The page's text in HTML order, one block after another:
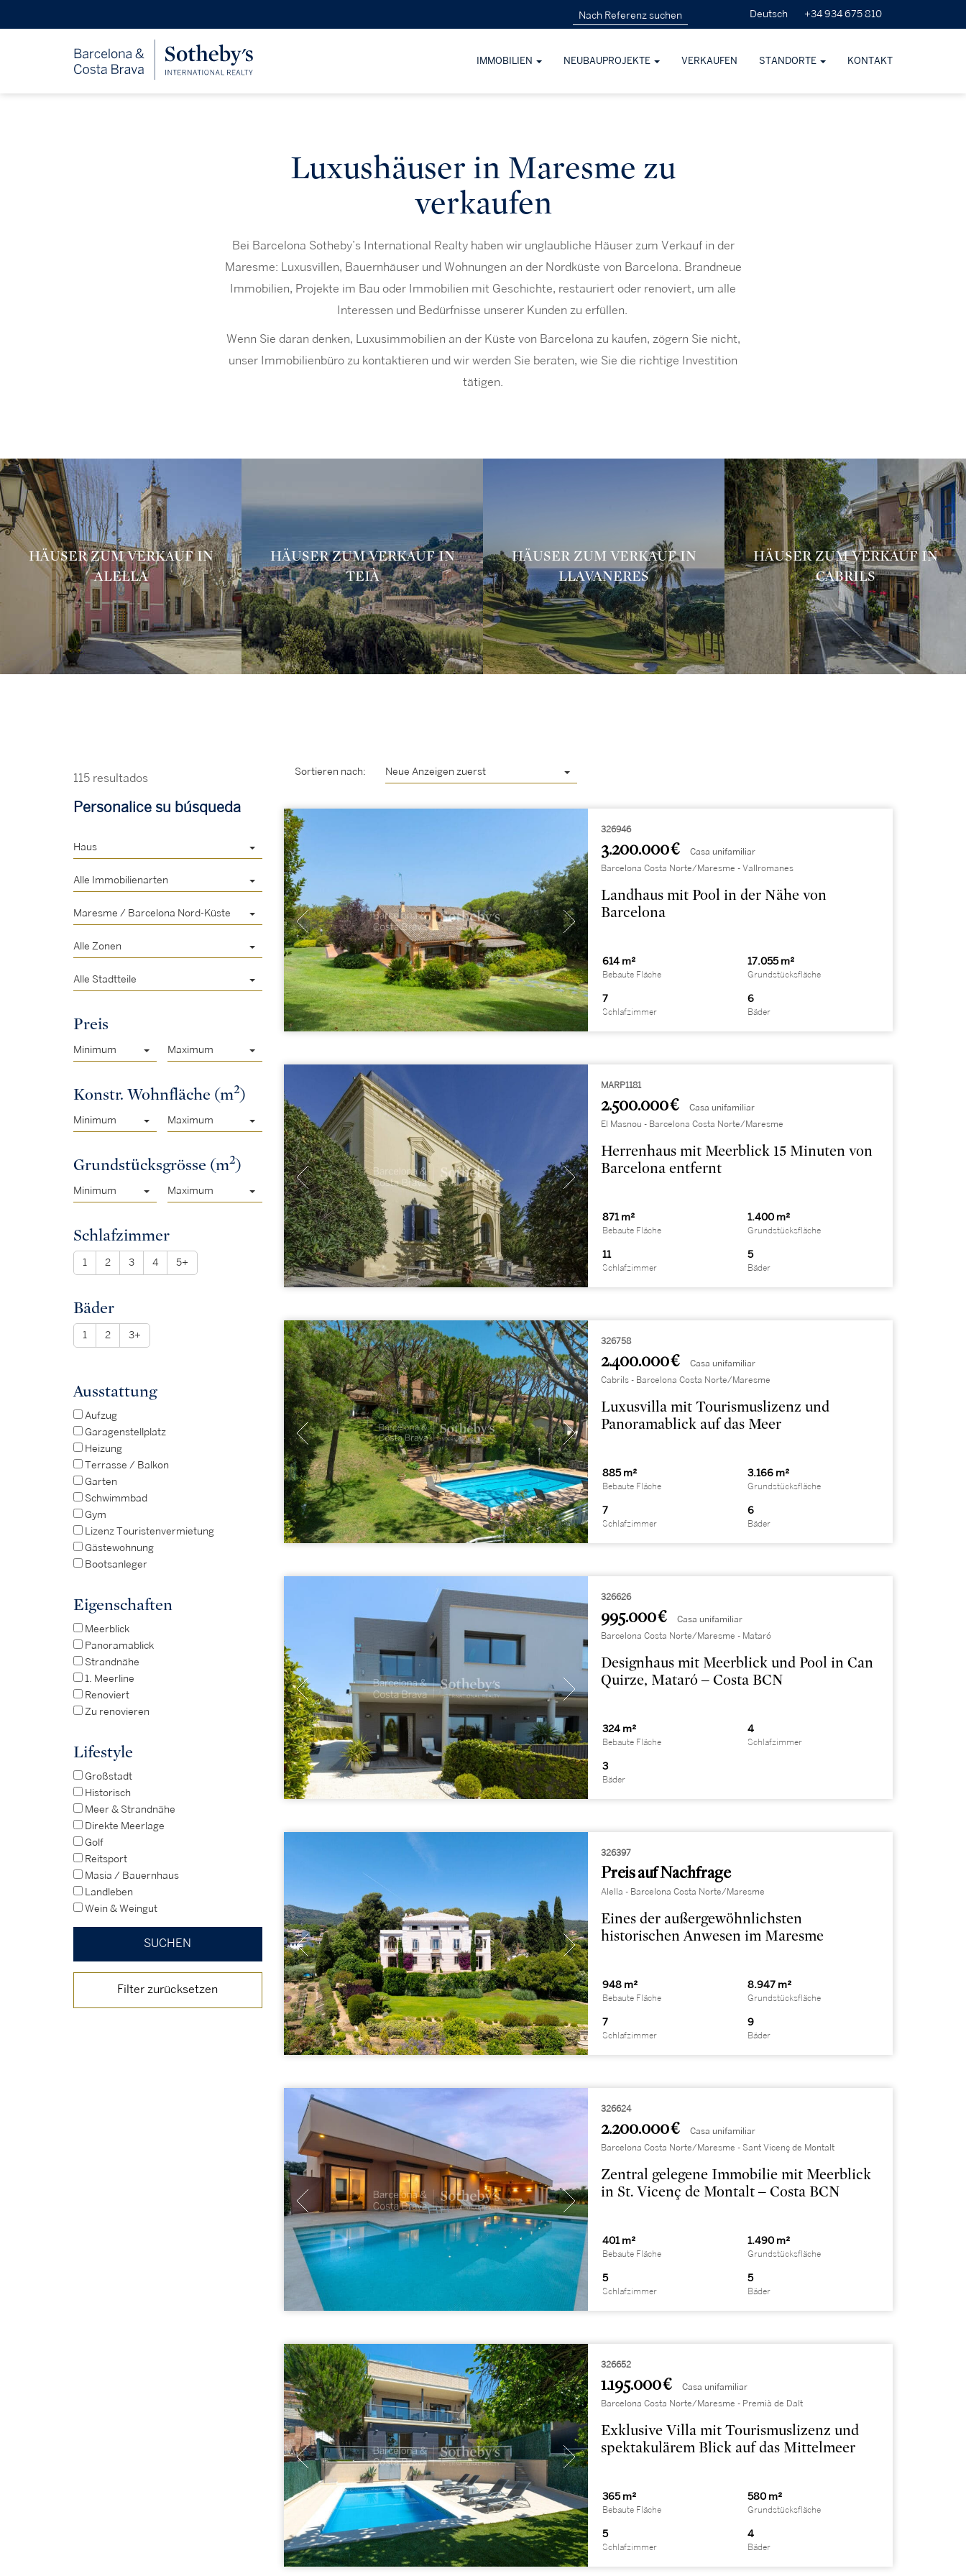
Deutsch +34 934 675 810
IMMOBILIEN NEUBAUPROJEKTE VERKAUFEN STANDORTE KONTAKT
Luxushäuser in Maresme zu
verkaufen
Bei Barcelona Sotheby’s International Realty haben wir unglaubliche Häuser zum Verkauf in der
Maresme: Luxusvillen, Bauernhäuser und Wohnungen an der Nordküste von Barcelona. Brandneue
Immobilien, Projekte im Bau oder Immobilien mit Geschichte, restauriert oder renoviert, um alle
Interessen und Bedürfnisse unserer Kunden zu erfüllen.
Wenn Sie daran denken, Luxusimmobilien an der Küste von Barcelona zu kaufen, zögern Sie nicht,
unser Immobilienbüro zu kontaktieren und wir werden Sie beraten, wie Sie die richtige Investition
tätigen.
HÄUSER ZUM VERKAUF IN
ALELLA
HÄUSER ZUM VERKAUF IN
TEIÀ
HÄUSER ZUM VERKAUF IN
LLAVANERES
HÄUSER ZUM VERKAUF IN
CABRILS
115 resultados
Personalice su búsqueda
Haus
Alle Immobilienarten
Maresme / Barcelona Nord-Küste
Alle Zonen
Alle Stadtteile
Preis
Minimum Maximum
Konstr. Wohnfläche (m2)
Minimum Maximum
Grundstücksgrösse (m2)
Minimum Maximum
Schlafzimmer
1 2 3 4 5+
Bäder
1 2 3+
Ausstattung
Aufzug
Garagenstellplatz
Heizung
Terrasse / Balkon
Garten
Schwimmbad
Gym
Lizenz Touristenvermietung
Gästewohnung
Bootsanleger
Eigenschaften
Meerblick
Panoramablick
Strandnähe
1. Meerline
Renoviert
Zu renovieren
Lifestyle
Großstadt
Historisch
Meer & Strandnähe
Direkte Meerlage
Golf
Reitsport
Masia / Bauernhaus
Landleben
Wein & Weingut
Filter zurücksetzen
Sortieren nach: Neue Anzeigen zuerst
326946
3.200.000 € Casa unifamiliar
Barcelona Costa Norte/Maresme - Vallromanes
Landhaus mit Pool in der Nähe von
Barcelona
614 m²
Bebaute Fläche
17.055 m²
Grundstücksfläche
7
Schlafzimmer
6
Bäder
MARP1181
2.500.000 € Casa unifamiliar
El Masnou - Barcelona Costa Norte/Maresme
Herrenhaus mit Meerblick 15 Minuten von
Barcelona entfernt
871 m²
Bebaute Fläche
1.400 m²
Grundstücksfläche
11
Schlafzimmer
5
Bäder
326758
2.400.000 € Casa unifamiliar
Cabrils - Barcelona Costa Norte/Maresme
Luxusvilla mit Tourismuslizenz und
Panoramablick auf das Meer
885 m²
Bebaute Fläche
3.166 m²
Grundstücksfläche
7
Schlafzimmer
6
Bäder
326626
995.000 € Casa unifamiliar
Barcelona Costa Norte/Maresme - Mataró
Designhaus mit Meerblick und Pool in Can
Quirze, Mataró – Costa BCN
324 m²
Bebaute Fläche
4
Schlafzimmer
3
Bäder
326397
Preis auf Nachfrage
Alella - Barcelona Costa Norte/Maresme
Eines der außergewöhnlichsten
historischen Anwesen im Maresme
948 m²
Bebaute Fläche
8.947 m²
Grundstücksfläche
7
Schlafzimmer
9
Bäder
326624
2.200.000 € Casa unifamiliar
Barcelona Costa Norte/Maresme - Sant Vicenç de Montalt
Zentral gelegene Immobilie mit Meerblick
in St. Vicenç de Montalt – Costa BCN
401 m²
Bebaute Fläche
1.490 m²
Grundstücksfläche
5
Schlafzimmer
5
Bäder
326652
1.195.000 € Casa unifamiliar
Barcelona Costa Norte/Maresme - Premià de Dalt
Exklusive Villa mit Tourismuslizenz und
spektakulärem Blick auf das Mittelmeer
365 m²
Bebaute Fläche
580 m²
Grundstücksfläche
5
Schlafzimmer
4
Bäder